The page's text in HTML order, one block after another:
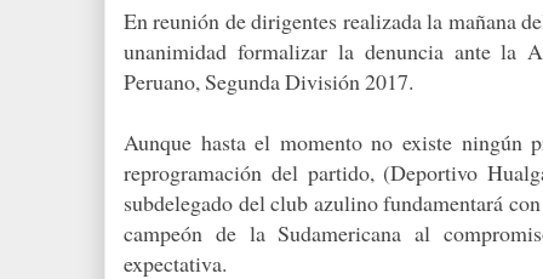
En reunión de dirigentes realizada la mañana
unanimidad formalizar la denuncia ante la
Peruano, Segunda División 2017.
Aunque hasta el momento no existe ningún
reprogramación del partido, (Deportivo
subdelegado del club azulino fundamentará
campeón de la Sudamericana al
expectativa.